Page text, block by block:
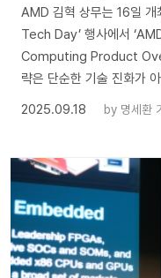
AMD 김혁 상무는 16일
Tech Day’ 행사에서
Computing Product
략은 단순한 기술 진화가
2025.09.18
by 명세환